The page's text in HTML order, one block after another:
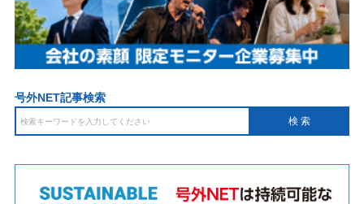
号外NET記事検索